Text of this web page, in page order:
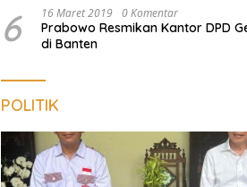
6 16 Maret 2019 0 Komentar
Prabowo Resmikan Kantor DPD
di Banten
POLITIK